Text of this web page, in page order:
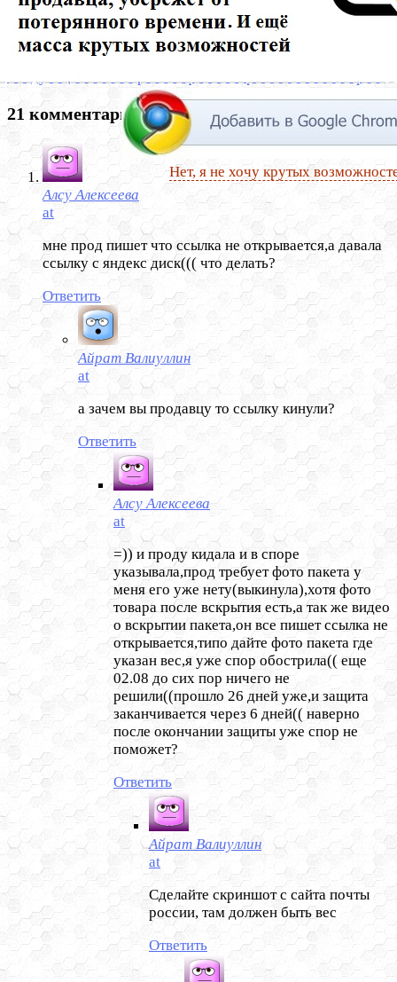
ПредыдущийГорящие товары на алиэкспресс
21 комментарий
Алсу Алексеева
at
мне прод пишет что ссылка не открывается,а давала
ссылку с яндекс диск((( что делать?
Ответить
Айрат Валиуллин
at
а зачем вы продавцу то ссылку кинули?
Ответить
Алсу Алексеева
at
=)) и проду кидала и в споре
указывала,прод требует фото пакета у
меня его уже нету(выкинула),хотя фото
товара после вскрытия есть,а так же видео
о вскрытии пакета,он все пишет ссылка не
открывается,типо дайте фото пакета где
указан вес,я уже спор обострила(( еще
02.08 до сих пор ничего не
решили((прошло 26 дней уже,и защита
заканчивается через 6 дней(( наверно
после окончании защиты уже спор не
поможет?
Ответить
Айрат Валиуллин
at
Сделайте скриншот с сайта почты
россии, там должен быть вес
Ответить
Нет, я не хочу крутых